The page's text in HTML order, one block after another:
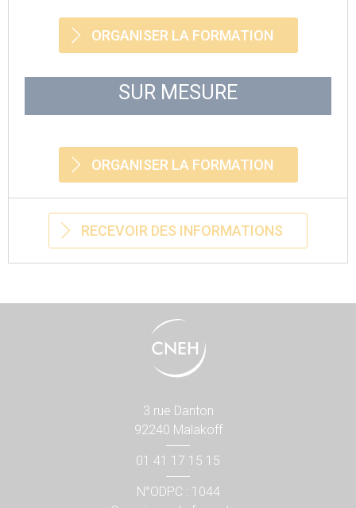
ORGANISER LA FORMATION
SUR MESURE
ORGANISER LA FORMATION
RECEVOIR DES INFORMATIONS
3 rue Danton
92240 Malakoff
01 41 17 15 15
N°ODPC : 1044